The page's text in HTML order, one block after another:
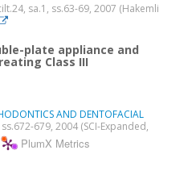
sa.1, ss.63-69, 2007 (Hakemli
plate appliance and
Class III
AND DENTOFACIAL
679, 2004 (SCI-Expanded,
PlumX Metrics